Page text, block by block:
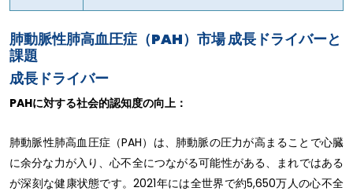
肺動脈性肺高血圧症（PAH）市場 成長ドライバーと
課題
成長ドライバー
PAHに対する社会的認知度の向上：
肺動脈性肺高血圧症（PAH）は、肺動脈の圧力が高まることで心臓
に余分な力が入り、心不全につながる可能性がある、まれではある
が深刻な健康状態です。2021年には全世界で約5,650万人の心不全